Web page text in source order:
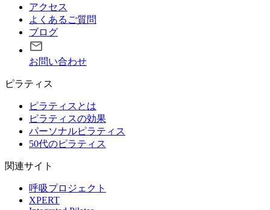
アクセス
よくあるご質問
ブログ
お問い合わせ
ピラティス
ピラティスとは
ピラティスの効果
パーソナルピラティス
50代のピラティス
関連サイト
呼吸プロジェクト
XPERT